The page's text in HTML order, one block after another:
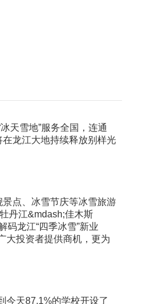
天雪地”服务全国，连通
龙江大地持续释放别样光
点、冰雪节庆等冰雪旅游
丹江&mdash;佳木斯
龙江“四季冰雪”新业
大投资者提供商机，更为
今天87.1%的学校开设了